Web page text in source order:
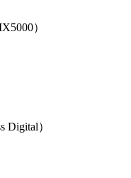
）
Digital）